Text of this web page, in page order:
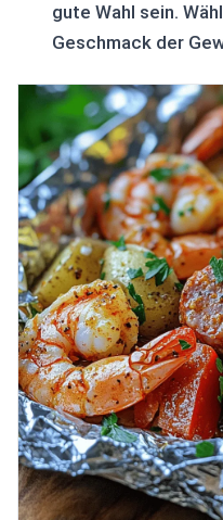
gute Wahl sein.
Geschmack der